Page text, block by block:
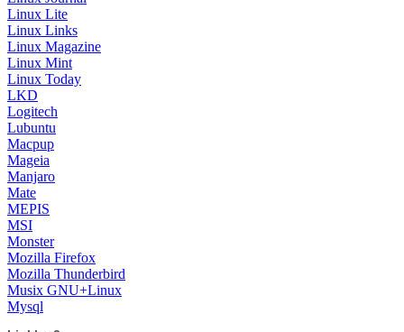
Macpup
Mageia
Manjaro
Mate
MEPIS
MSI
Monster
Mozilla Firefox
Mozilla Thunderbird
Musix GNU+Linux
Mysql
Linkler 2
MythTV
Netrunner
Nvidia
Noobslab
Openbox
OpenBSD